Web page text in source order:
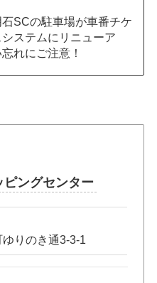
SCの駐車場が車番チケ
ステムにリニューア
れにご注意！
ングセンター
りのき通3-3-1